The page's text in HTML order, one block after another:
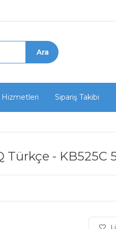
Hizmetleri Sipariş Takibi
Türkçe - KB525C